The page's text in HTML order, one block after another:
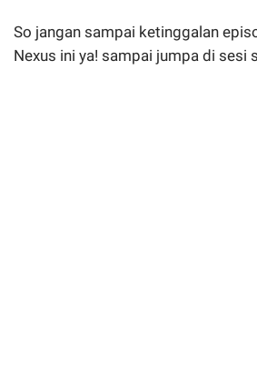
So jangan sampai ketinggalan
Nexus ini ya! sampai jumpa di sesi